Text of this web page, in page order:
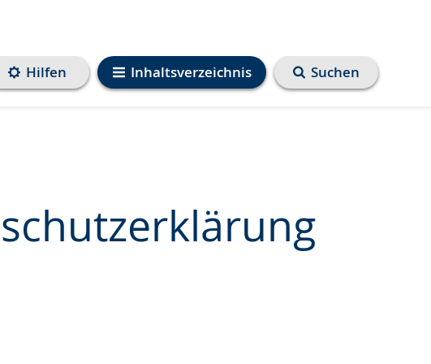
Inhaltsverzeichnis
Hilfen Suchen